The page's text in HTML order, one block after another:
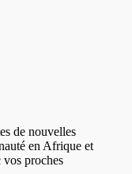
de nouvelles
en Afrique et
vos proches